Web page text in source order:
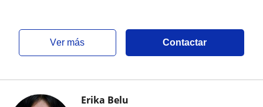
ver más Contactar
Erika Belu